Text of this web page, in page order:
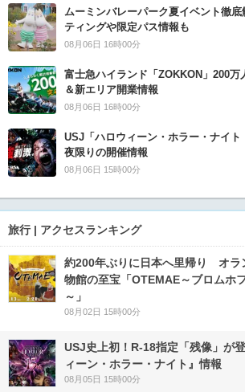
ムーミンバレーパーク夏イベント徹
ティングや限定パス情報も
08月06日 16時00分
富士急ハイランド「ZOKKON」200万
＆新エリア開業情報
08月06日 16時00分
USJ「ハロウィーン・ホラー・ナイ
夜限りの開催情報
08月06日 15時00分
旅行 | アクセスランキング
約200年ぶりに日本へ里帰り オラ
物館の至宝「OTEMAE～ブロムホ
～」
08月02日 15時00分
USJ史上初！R-18指定「残像」が
ィーン・ホラー・ナイト』情報
08月05日 15時00分